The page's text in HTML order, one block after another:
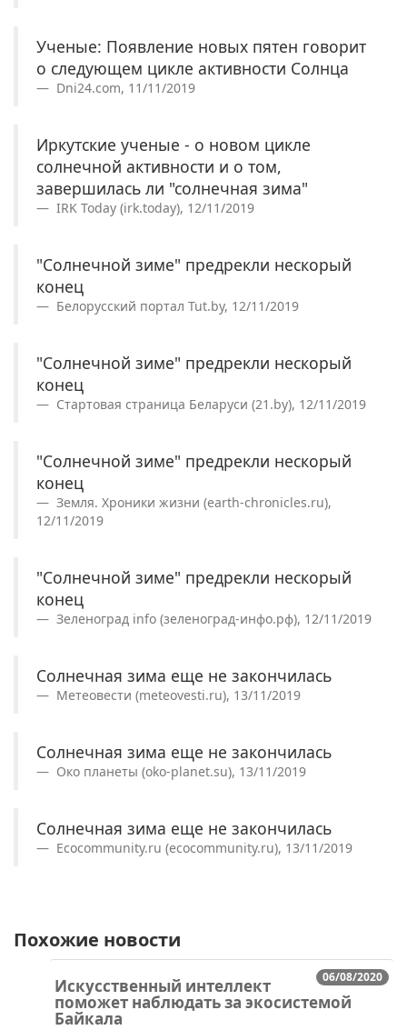
Ученые: Появление новых пятен говорит
о следующем цикле активности Солнца
Dni24.com, 11/11/2019
Иркутские ученые - о новом цикле
солнечной активности и о том,
завершилась ли "солнечная зима"
IRK Today (irk.today), 12/11/2019
"Солнечной зиме" предрекли нескорый
конец
Белорусский портал Tut.by, 12/11/2019
"Солнечной зиме" предрекли нескорый
конец
Стартовая страница Беларуси (21.by), 12/11/2019
"Солнечной зиме" предрекли нескорый
конец
Земля. Хроники жизни (earth-chronicles.ru),
12/11/2019
"Солнечной зиме" предрекли нескорый
конец
Зеленоград info (зеленоград-инфо.рф), 12/11/2019
Солнечная зима еще не закончилась
Метеовести (meteovesti.ru), 13/11/2019
Солнечная зима еще не закончилась
Око планеты (oko-planet.su), 13/11/2019
Солнечная зима еще не закончилась
Ecocommunity.ru (ecocommunity.ru), 13/11/2019
Похожие новости
06/08/2020
Искусственный интеллект
поможет наблюдать за экосистемой
Байкала